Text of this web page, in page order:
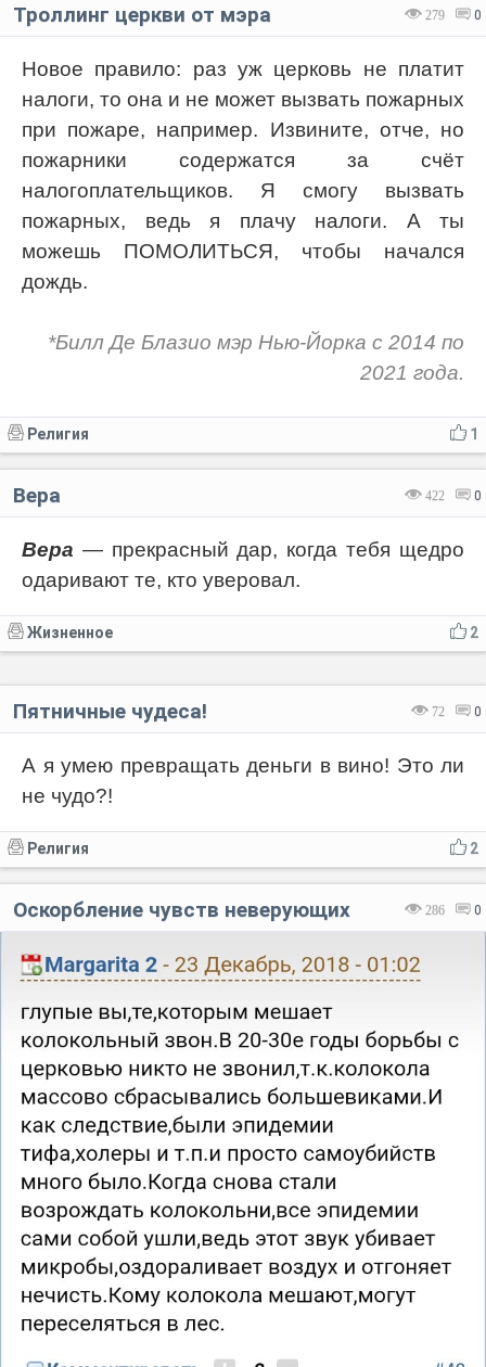
279 0
Троллинг церкви от мэра
Новое правило: раз уж церковь не платит
налоги, то она и не может вызвать пожарных
при пожаре, например. Извините, отче, но
пожарники содержатся за счёт
налогоплательщиков. Я смогу вызвать
пожарных, ведь я плачу налоги. А ты
можешь ПОМОЛИТЬСЯ, чтобы начался
дождь.
*Билл Де Блазио мэр Нью-Йорка с 2014 по
2021 года.
1
Религия
422 0
Вера
Вера — прекрасный дар, когда тебя щедро
одаривают те, кто уверовал.
2
Жизненное
72 0
Пятничные чудеса!
А я умею превращать деньги в вино! Это ли
не чудо?!
2
Религия
286 0
Оскорбление чувств неверующих